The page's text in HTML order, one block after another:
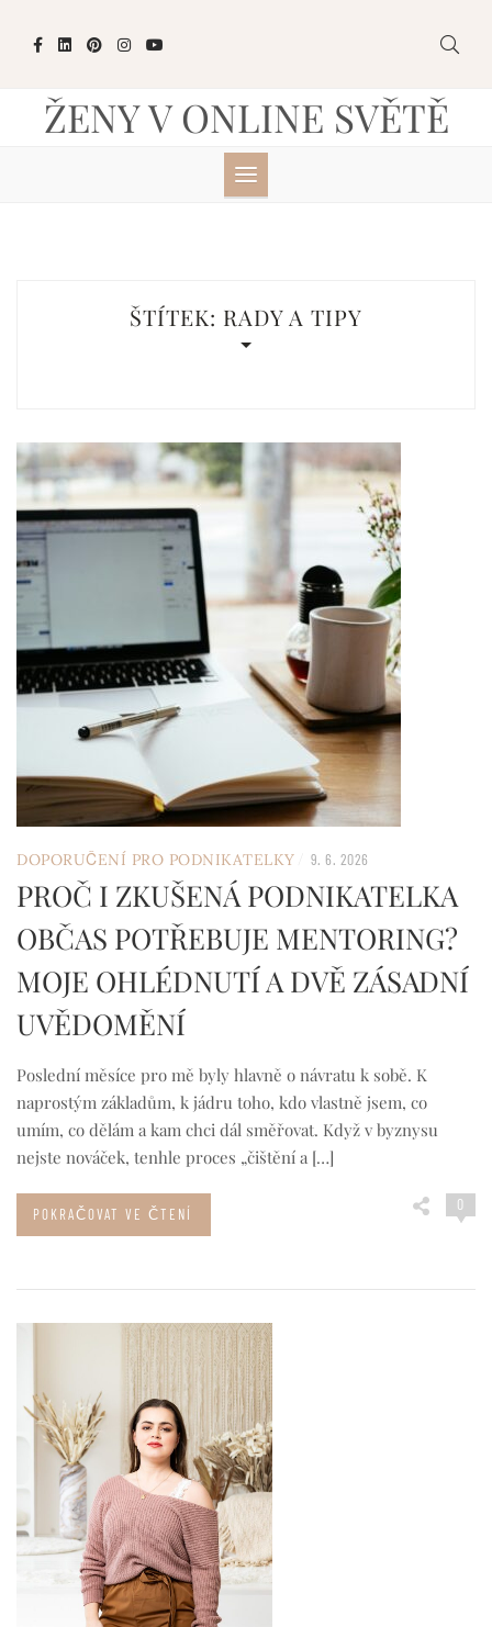
ŽENY V ONLINE SVĚTĚ
ŠTÍTEK: RADY A TIPY
DOPORUČENÍ PRO PODNIKATELKY 9. 6. 2026
PROČ I ZKUŠENÁ PODNIKATELKA
OBČAS POTŘEBUJE MENTORING?
MOJE OHLÉDNUTÍ A DVĚ ZÁSADNÍ
UVĚDOMĚNÍ
Poslední měsíce pro mě byly hlavně o návratu k sobě. K
naprostým základům, k jádru toho, kdo vlastně jsem, co
umím, co dělám a kam chci dál směřovat. Když v byznysu
nejste nováček, tenhle proces „čištění a […]
0
POKRAČOVAT VE ČTENÍ